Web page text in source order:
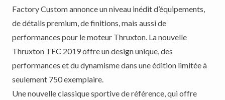
Factory Custom annonce un niveau inédit d’équipements,
de détails premium, de finitions, mais aussi de
performances pour le moteur Thruxton. La nouvelle
Thruxton TFC 2019 offre un design unique, des
performances et du dynamisme dans une édition limitée à
seulement 750 exemplaire.
Une nouvelle classique sportive de référence, qui offre